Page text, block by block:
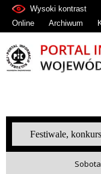
Wysoki kontrast
Online
Archiwum